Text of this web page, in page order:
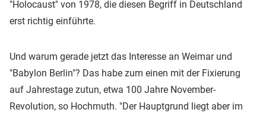
"Holocaust" von 1978, die diesen Begriff in Deutschland
erst richtig einführte.
Und warum gerade jetzt das Interesse an Weimar und
"Babylon Berlin"? Das habe zum einen mit der Fixierung
auf Jahrestage zutun, etwa 100 Jahre November-
Revolution, so Hochmuth. "Der Hauptgrund liegt aber im